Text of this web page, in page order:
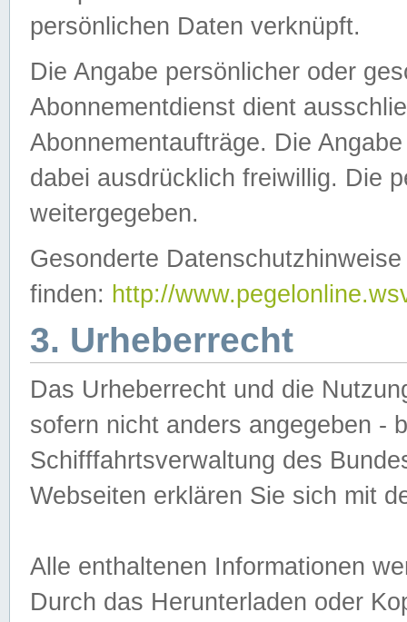
persönlichen Daten verknüpft.
Die Angabe persönlicher oder
Abonnementdienst dient
Abonnementaufträge. Die
dabei ausdrücklich freiwillig. Die
weitergegeben.
Gesonderte
finden: http://
3. Urheberrecht
Das Urheberrecht und die
sofern nicht anders angegeben -
Schifffahrtsverwaltung des
Webseiten erklären Sie sich mit
Alle enthaltenen Informationen
Durch das Herunterladen oder